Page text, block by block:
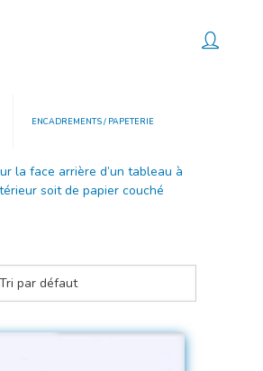
ENCADREMENTS / PAPETERIE
la face arrière d’un tableau à
soit de papier couché